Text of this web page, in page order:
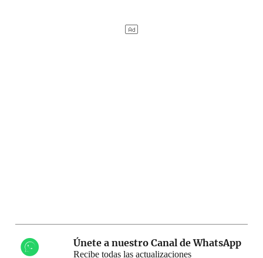
Únete a nuestro Canal de WhatsApp
Recibe todas las actualizaciones